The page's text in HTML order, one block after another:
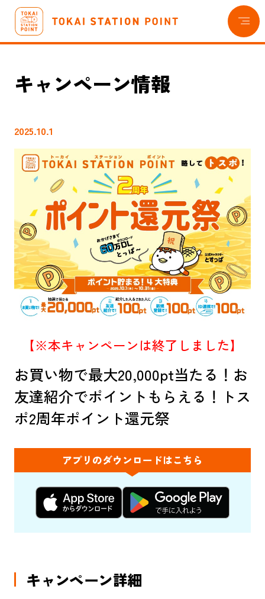
目次
おトクな情報 EXポイント交換
運行情報
さわやか
公式キャラクター
加盟店一覧 各種設定方法
キャンペーン情報
2025.10.1
【※本キャンペーンは終了しました】
お買い物で最大20,000pt当たる！お
友達紹介でポイントもらえる！トス
ポ2周年ポイント還元祭
アプリのダウンロードはこちら
キャンペーン詳細